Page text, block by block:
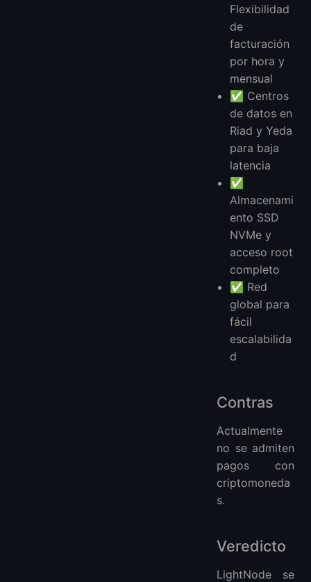
Flexibilidad
de
facturación
por hora y
mensual
✅ Centros
de datos en
Riad y Yeda
para baja
latencia
✅
Almacenami
ento SSD
NVMe y
acceso root
completo
✅ Red
global para
fácil
escalabilida
d
Contras
Actualmente
no se admiten
pagos con
criptomoneda
s.
Veredicto
LightNode se